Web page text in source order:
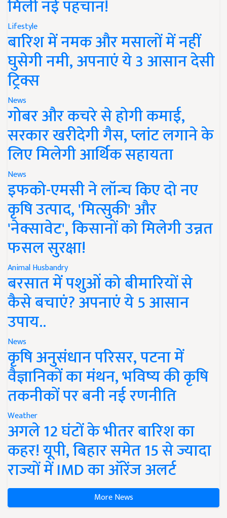
मिली नई पहचान!
Lifestyle
बारिश में नमक और मसालों में नहीं
घुसेगी नमी, अपनाएं ये 3 आसान देसी
ट्रिक्स
News
गोबर और कचरे से होगी कमाई,
सरकार खरीदेगी गैस, प्लांट लगाने के
लिए मिलेगी आर्थिक सहायता
News
इफको-एमसी ने लॉन्च किए दो नए
कृषि उत्पाद, 'मित्सुकी' और
'नेक्सावेट', किसानों को मिलेगी उन्नत
फसल सुरक्षा!
Animal Husbandry
बरसात में पशुओं को बीमारियों से
कैसे बचाएं? अपनाएं ये 5 आसान
उपाय..
News
कृषि अनुसंधान परिसर, पटना में
वैज्ञानिकों का मंथन, भविष्य की कृषि
तकनीकों पर बनी नई रणनीति
Weather
अगले 12 घंटों के भीतर बारिश का
कहर! यूपी, बिहार समेत 15 से ज्यादा
राज्यों में IMD का ऑरेंज अलर्ट
More News